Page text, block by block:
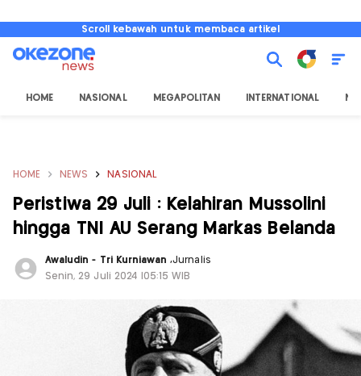
Scroll kebawah untuk membaca artikel
HOME NASIONAL MEGAPOLITAN INTERNATIONAL
HOME NEWS NASIONAL
Peristiwa 29 Juli : Kelahiran Mussolini
hingga TNI AU Serang Markas Belanda
Awaludin - Tri Kurniawan,Jurnalis
Senin, 29 Juli 2024 |05:15 WIB